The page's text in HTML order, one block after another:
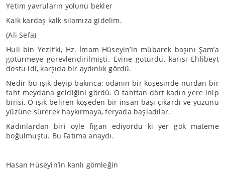
Yetim yavruların yolunu bekler
Kalk kardaş kalk sılamıza gidelim.
(Ali Sefa)
Huli bin Yezit’ki, Hz. İmam Hüseyin’in mübarek başını Şam’a
götürmeye görevlendirilmişti. Evine götürdü, karısı Ehlibeyt
dostu idi, karşıda bir aydınlık gördü.
Nedir bu ışık deyip bakınca; odanın bir köşesinde nurdan bir
taht meydana geldiğini gördü. O tahttan dört kadın yere inip
birisi, O ışık beliren köşeden bir insan başı çıkardı ve yüzünü
yüzüne sürerek haykırmaya, feryada başladılar.
Kadınlardan biri öyle figan ediyordu ki yer gök mateme
boğulmuştu. Bu Fatıma anaydı.
Hasan Hüseyin’in kanlı gömleğin